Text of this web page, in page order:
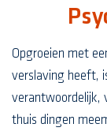
Opgroeien met
verslaving heeft,
verantwoordelijk,
thuis dingen